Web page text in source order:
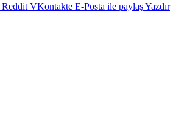
Reddit VKontakte E-Posta ile paylaşYazdır